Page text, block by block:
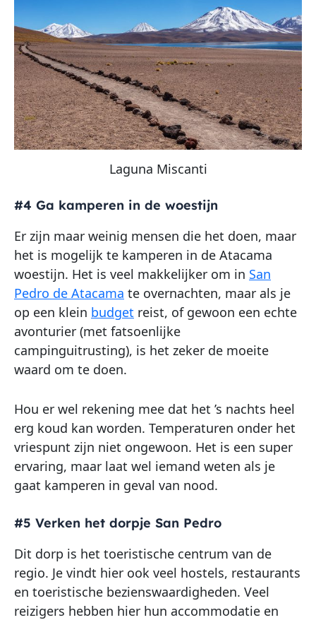
Laguna Miscanti
#4 Ga kamperen in de woestijn
Er zijn maar weinig mensen die het doen, maar
het is mogelijk te kamperen in de Atacama
woestijn. Het is veel makkelijker om in San
Pedro de Atacama te overnachten, maar als je
op een klein budget reist, of gewoon een echte
avonturier (met fatsoenlijke
campinguitrusting), is het zeker de moeite
waard om te doen.
Hou er wel rekening mee dat het ’s nachts heel
erg koud kan worden. Temperaturen onder het
vriespunt zijn niet ongewoon. Het is een super
ervaring, maar laat wel iemand weten als je
gaat kamperen in geval van nood.
#5 Verken het dorpje San Pedro
Dit dorp is het toeristische centrum van de
regio. Je vindt hier ook veel hostels, restaurants
en toeristische bezienswaardigheden. Veel
reizigers hebben hier hun accommodatie en